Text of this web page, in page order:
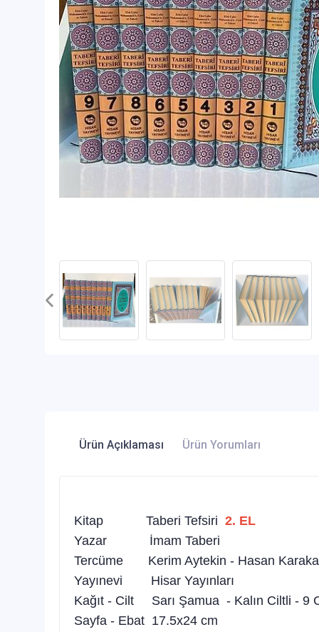
Ürün Açıklaması Ürün Yorumları
Kitap Taberi Tefsiri 2. EL
Yazar İmam Taberi
Tercüme Kerim Aytekin - Hasan
Yayınevi Hisar Yayınları
Kağıt - Cilt Sarı Şamua - Kalın Ciltli - 9
Sayfa - Ebat 17.5x24 cm